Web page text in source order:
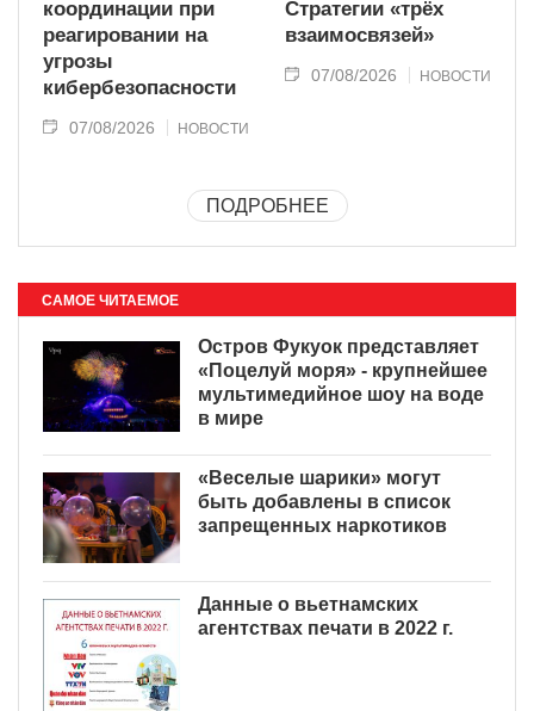
координации при
реагировании на
угрозы
кибербезопасности
07/08/2026 НОВОСТИ
Стратегии «трёх
взаимосвязей»
07/08/2026 НОВОСТИ
ПОДРОБНЕЕ
САМОЕ ЧИТАЕМОЕ
Остров Фукуок представляет
«Поцелуй моря» - крупнейшее
мультимедийное шоу на воде
в мире
«Веселые шарики» могут
быть добавлены в список
запрещенных наркотиков
Данные о вьетнамских
агентствах печати в 2022 г.